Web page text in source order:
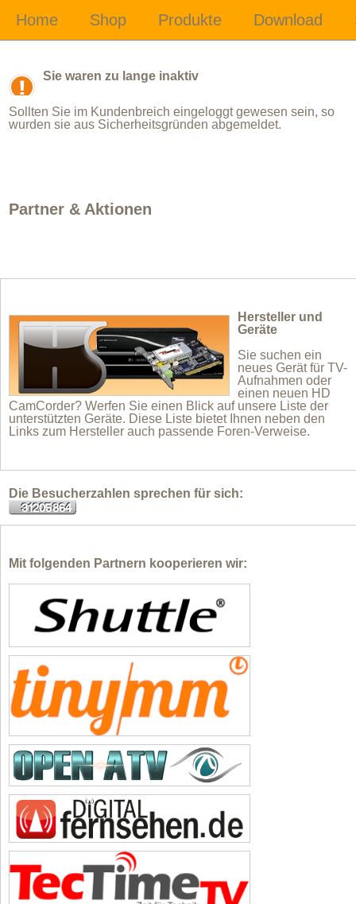
Sie waren zu lange inaktiv
Sollten Sie im Kundenbreich eingeloggt gewesen sein, so
wurden sie aus Sicherheitsgründen abgemeldet.
Partner & Aktionen
Hersteller und
Geräte
Sie suchen ein
neues Gerät für TV-
Aufnahmen oder
einen neuen HD
CamCorder? Werfen Sie einen Blick auf unsere Liste der
unterstützten Geräte. Diese Liste bietet Ihnen neben den
Links zum Hersteller auch passende Foren-Verweise.
Die Besucherzahlen sprechen für sich:
Mit folgenden Partnern kooperieren wir: